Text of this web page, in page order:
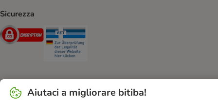
Sicurezza
Security
Aiuto & FAQ Servizio Clienti
Atto sui servizi digitali
Aiutaci a migliorare bitiba!